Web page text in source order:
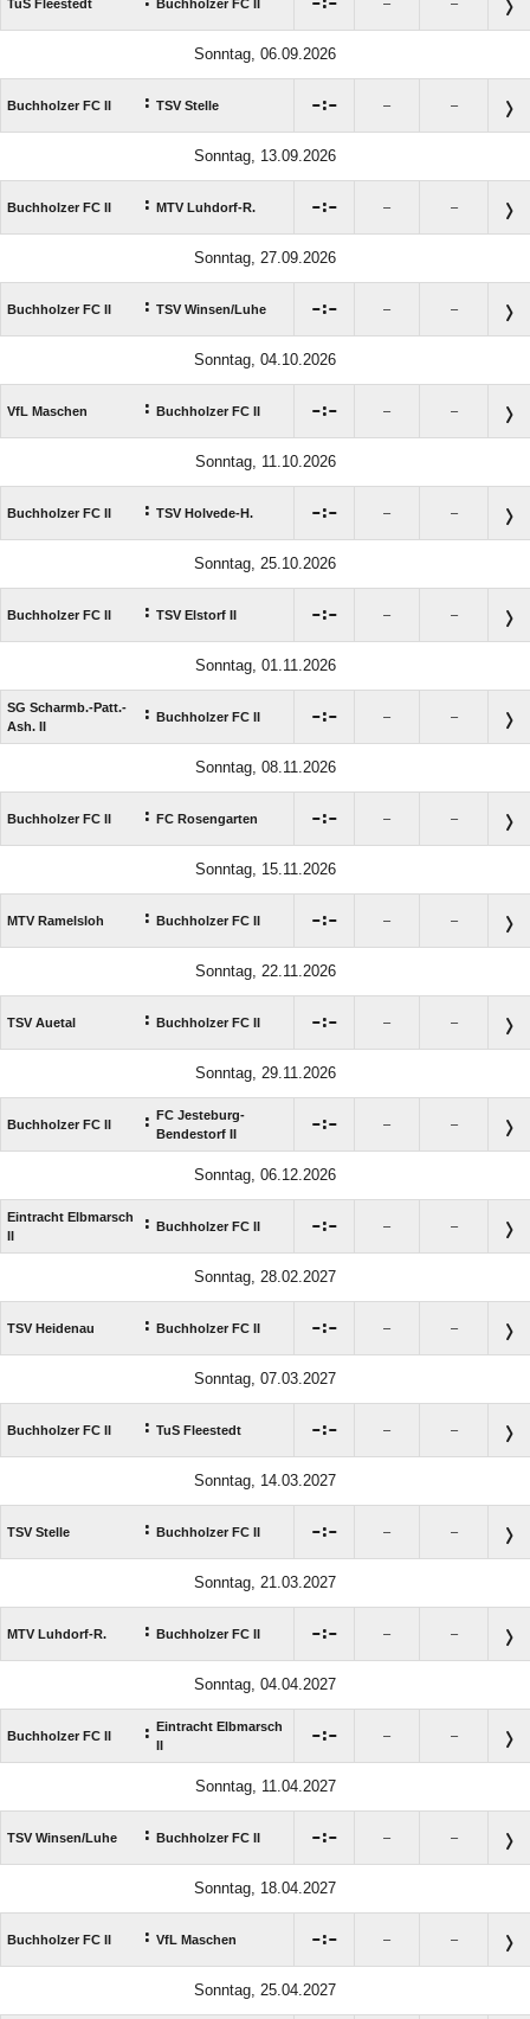
TuS Fleestedt Buchholzer FC II – –
Sonntag, 06.09.2026
Buchholzer FC II : TSV Stelle : – –
Sonntag, 13.09.2026
Buchholzer FC II : MTV Luhdorf-R. : – –
Sonntag, 27.09.2026
Buchholzer FC II : TSV Winsen/​Luhe : – –
Sonntag, 04.10.2026
VfL Maschen : Buchholzer FC II : – –
Sonntag, 11.10.2026
Buchholzer FC II : TSV Holvede-H. : – –
Sonntag, 25.10.2026
Buchholzer FC II : TSV Elstorf II : – –
Sonntag, 01.11.2026
SG Scharmb.-Patt.-
Ash. II
: Buchholzer FC II : – –
Sonntag, 08.11.2026
Buchholzer FC II : FC Rosengarten : – –
Sonntag, 15.11.2026
MTV Ramelsloh : Buchholzer FC II : – –
Sonntag, 22.11.2026
TSV Auetal : Buchholzer FC II : – –
Sonntag, 29.11.2026
Buchholzer FC II : FC Jesteburg-
Bendestorf II
: – –
Sonntag, 06.12.2026
Eintracht Elbmarsch
II
: Buchholzer FC II : – –
Sonntag, 28.02.2027
TSV Heidenau : Buchholzer FC II : – –
Sonntag, 07.03.2027
Buchholzer FC II : TuS Fleestedt : – –
Sonntag, 14.03.2027
TSV Stelle : Buchholzer FC II : – –
Sonntag, 21.03.2027
MTV Luhdorf-R. : Buchholzer FC II : – –
Sonntag, 04.04.2027
Buchholzer FC II : Eintracht Elbmarsch
II
: – –
Sonntag, 11.04.2027
TSV Winsen/​Luhe : Buchholzer FC II : – –
Sonntag, 18.04.2027
Buchholzer FC II : VfL Maschen : – –
Sonntag, 25.04.2027